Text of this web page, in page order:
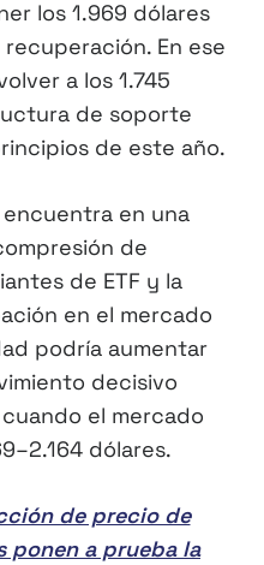
los 1.969 dólares
En ese
a los 1.745
de soporte
de este año.
encuentra en una
de
de ETF y la
en el mercado
podría aumentar
decisivo
el mercado
dólares.
de precio de
ponen a prueba la